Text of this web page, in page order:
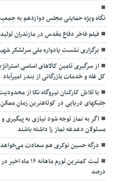
نگاه ویژه حمایتی مجلس دوازدهم به
فیلم فاخر دفاع مقدس در مازندران
برگزاری نشست یادواره ملی سرلشکر
از سرگیری تامین کالاهای اساسی
کل غله و خدمات بازرگانی از بندر امیرآباد
با تلاش کارکنان نیروگاه نکا از
جلبکهای دریایی در کوتاهترین زمان
اگر به نماز توجه شود نیازی به پیگیری
مسئولان دغدغه نماز را داشته باشند
درگه حسین نوکری هم سعادت می‌خواهد
درصد